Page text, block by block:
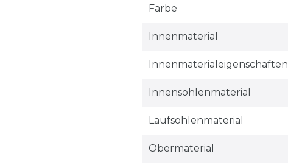
Farbe
Innenmaterial
Innenmaterialeigenschaften
Innensohlenmaterial
Laufsohlenmaterial
Obermaterial